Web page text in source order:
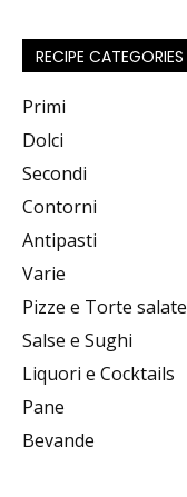
RECIPE CATEGORIES
Primi
Dolci
Secondi
Contorni
Antipasti
Varie
Pizze e Torte salate
Salse e Sughi
Liquori e Cocktails
Pane
Bevande